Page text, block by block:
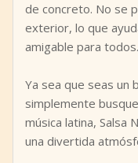
de concreto. No se
exterior, lo que
amigable para todos.
Ya sea que seas un
simplemente
música latina, Salsa
una divertida